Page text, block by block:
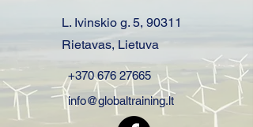
L. Ivinskio g. 5, 90311
Rietavas, Lietuva
+370 676 27665
info@globaltraining.lt​